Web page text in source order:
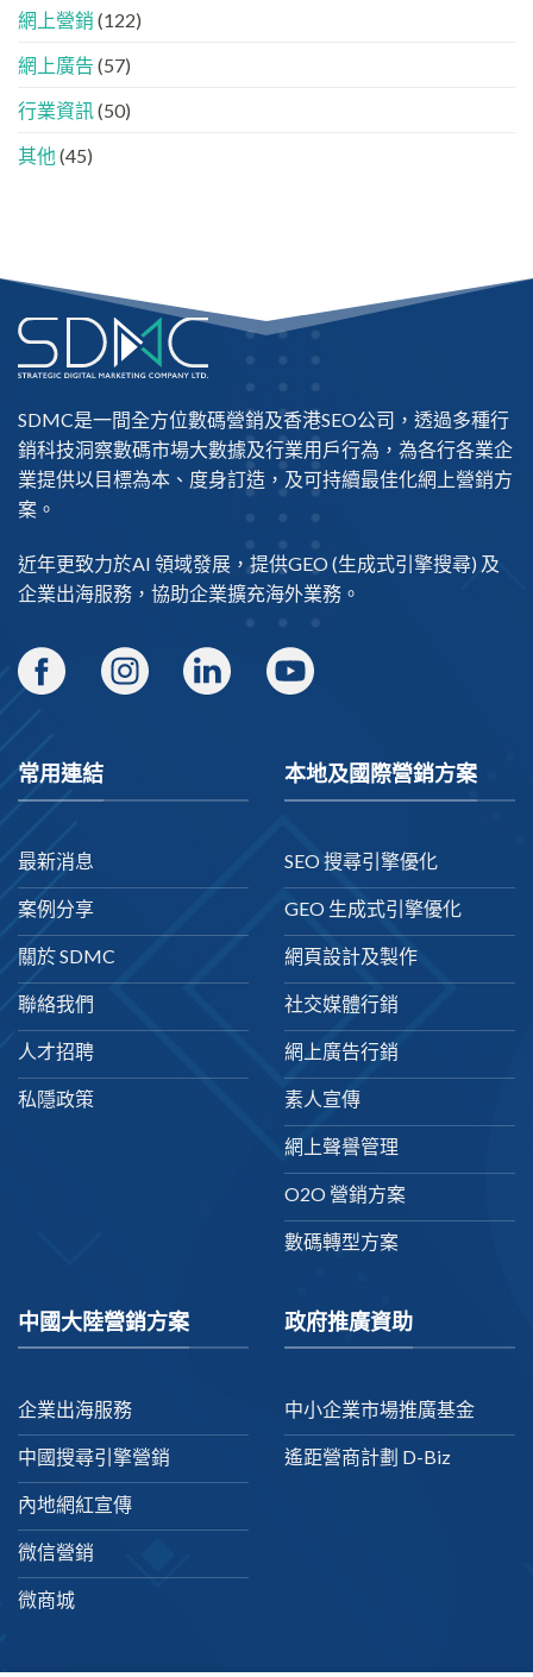
法
的
「信
名
網上營銷 (122)
網上廣告 (57)
行業資訊(50)
其他 (45)
SDMC是一間全方位數碼營銷及香港SEO公司 ，透過多種行
銷科技洞察數碼市場大數據及行業用戶行為，為各行各業企
業提供以目標為本、度身訂造，及可持續最佳化網上營銷方
案。
近年更致力於AI 領域發展，提供GEO(生成式引擎搜尋) 及
企業出海服務，協助企業擴充海外業務。
常用連結
最新消息
案例分享
關於 SDMC
聯絡我們
人才招聘
私隱政策
本地及國際營銷方案
SEO 搜尋引擎優化
GEO 生成式引擎優化
網頁設計及製作
社交媒體行銷
網上廣告行銷
素人宣傳
網上聲譽管理
O2O 營銷方案
數碼轉型方案
中國大陸營銷方案
企業出海服務
中國搜尋引擎營銷
內地網紅宣傳
微信營銷
微商城
政府推廣資助
中小企業市場推廣基金
遙距營商計劃 D-Biz